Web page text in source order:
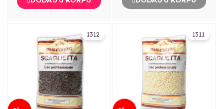
1312 1311